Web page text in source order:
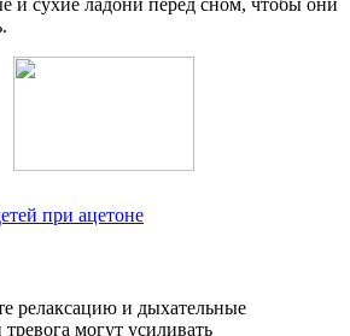
при ацетоне
релаксацию и дыхательные
могут усиливать